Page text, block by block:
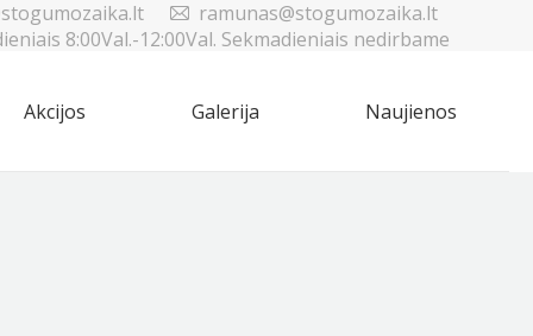
ramunas@stogumozaika.lt
8:00Val.-12:00Val. Sekmadieniais nedirbame
Akcijos Galerija Naujienos
Akcijos Galerija Naujienos